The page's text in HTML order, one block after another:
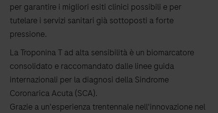
per garantire i migliori esiti clinici possibili e per
tutelare i servizi sanitari già sottoposti a forte
pressione.
La Troponina T ad alta sensibilità è un biomarcatore
consolidato e raccomandato dalle linee guida
internazionali per la diagnosi della Sindrome
Coronarica Acuta (SCA).
Grazie a un'esperienza trentennale nell'innovazione nel